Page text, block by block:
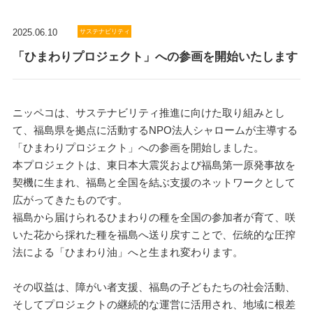
2025.06.10 サステナビリティ
「ひまわりプロジェクト」への参画を開始いたします
ニッペコは、サステナビリティ推進に向けた取り組みとし
て、福島県を拠点に活動するNPO法人シャロームが主導する
「ひまわりプロジェクト」への参画を開始しました。
本プロジェクトは、東日本大震災および福島第一原発事故を
契機に生まれ、福島と全国を結ぶ支援のネットワークとして
広がってきたものです。
福島から届けられるひまわりの種を全国の参加者が育て、咲
いた花から採れた種を福島へ送り戻すことで、伝統的な圧搾
法による「ひまわり油」へと生まれ変わります。
その収益は、障がい者支援、福島の子どもたちの社会活動、
そしてプロジェクトの継続的な運営に活用され、地域に根差